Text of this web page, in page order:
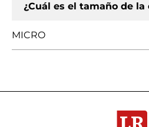
¿Cuál es el tamaño de la
MICRO